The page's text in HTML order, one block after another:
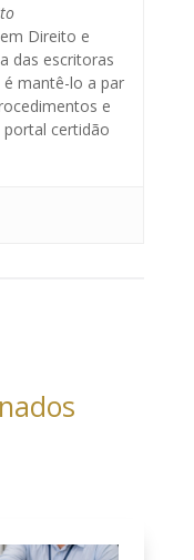
Direito e
das escritoras
mantê-lo a par
e
certidão